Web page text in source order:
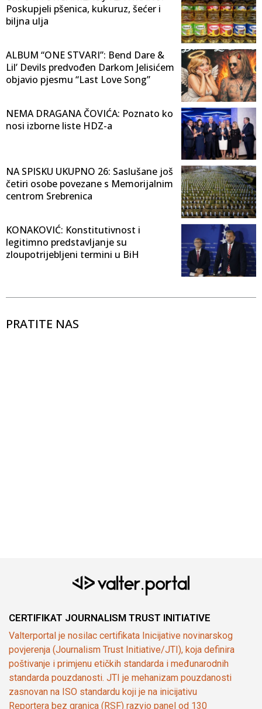
Poskupjeli pšenica, kukuruz, šećer i
biljna ulja
ALBUM “ONE STVARI”: Bend Dare &
Lil’ Devils predvođen Darkom Jelisićem
objavio pjesmu “Last Love Song”
NEMA DRAGANA ČOVIĆA: Poznato ko
nosi izborne liste HDZ-a
NA SPISKU UKUPNO 26: Saslušane još
četiri osobe povezane s Memorijalnim
centrom Srebrenica
KONAKOVIĆ: Konstitutivnost i
legitimno predstavljanje su
zloupotrijebljeni termini u BiH
PRATITE NAS
CERTIFIKAT JOURNALISM TRUST INITIATIVE
Valterportal je nosilac certifikata Inicijative novinarskog
povjerenja (Journalism Trust Initiative/JTI), koja definira
poštivanje i primjenu etičkih standarda i međunarodnih
standarda pouzdanosti. JTI je mehanizam pouzdanosti
zasnovan na ISO standardu koji je na inicijativu
Reportera bez granica (RSF) razvio panel od 130